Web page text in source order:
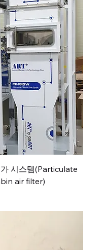
시스템(Particulate
air filter)